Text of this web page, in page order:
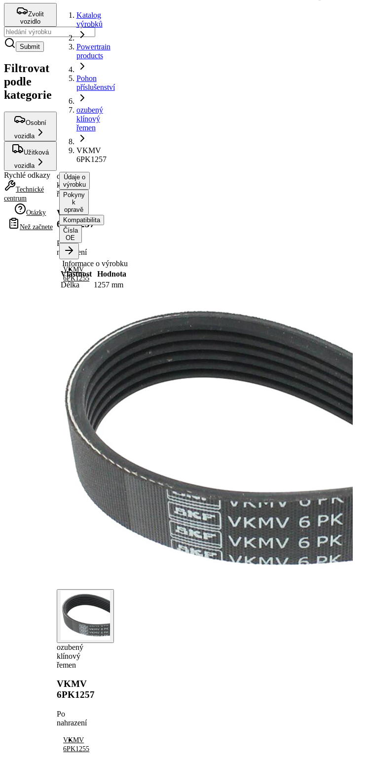
Zvolit
vozidlo
Submit
Filtrovat
podle
kategorie
Osobní
vozidla
Užitková
vozidla
Rychlé odkazy
Technické
centrum
Otázky
Než začnete
Katalog
výrobků
Powertrain
products
Pohon
příslušenství
ozubený
klínový
řemen
VKMV
6PK1257
ozubený
klínový
řemen
VKMV
6PK1257
Po
nahrazení
VKMV
6PK1255
ozubený
klínový
řemen
VKMV
6PK1257
Po
nahrazení
VKMV
6PK1255
Údaje o
výrobku
Pokyny
k
opravě
Kompatibilita
Čísla
OE
Informace o výrobku
Vlastnost
Hodnota
Délka
1257 mm
Žádná
SVHC
substance
Materiál
řemene
EPDM
(Ethylen-
Propylen-
Dien-
Kautschuk)